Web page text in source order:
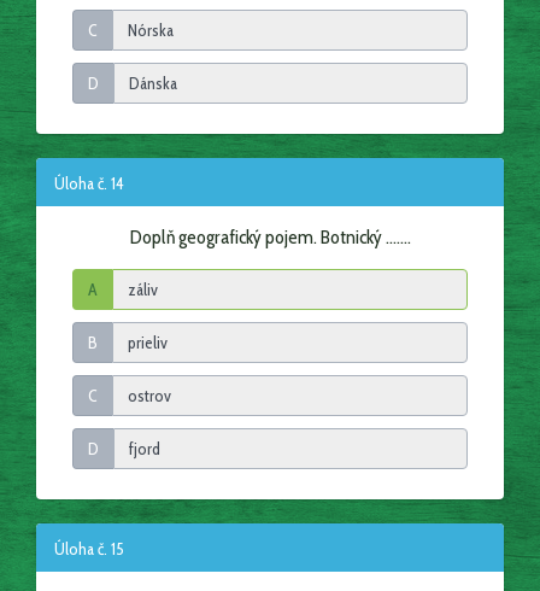
C
D
Úloha č. 14
Doplň geografický pojem. Botnický .......
A
B
C
D
Úloha č. 15